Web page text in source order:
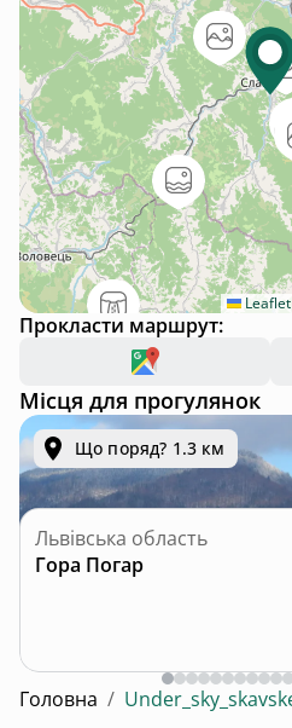
Leaflet
Прокласти маршрут:
Місця для прогулянок
Що поряд? 1.3 км
Львівська область
Гора Погар
Головна /